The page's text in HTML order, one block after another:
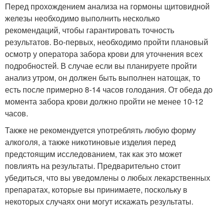
Перед прохождением анализа на гормоны щитовидной
железы необходимо выполнить несколько
рекомендаций, чтобы гарантировать точность
результатов. Во-первых, необходимо пройти плановый
осмотр у оператора забора крови для уточнения всех
подробностей. В случае если вы планируете пройти
анализ утром, он должен быть выполнен натощак, то
есть после примерно 8-14 часов голодания. От обеда до
момента забора крови должно пройти не менее 10-12
часов.
Также не рекомендуется употреблять любую форму
алкоголя, а также никотиновые изделия перед
предстоящим исследованием, так как это может
повлиять на результаты. Предварительно стоит
убедиться, что вы уведомлены о любых лекарственных
препаратах, которые вы принимаете, поскольку в
некоторых случаях они могут искажать результаты.